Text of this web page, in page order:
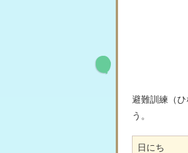
避難訓練（
う。
日にち